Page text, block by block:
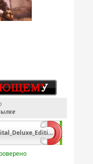
GMT-MAX.ORG_Titanfall_2_Digital_Deluxe_Edition_RePack_MAXAGENT.torrent